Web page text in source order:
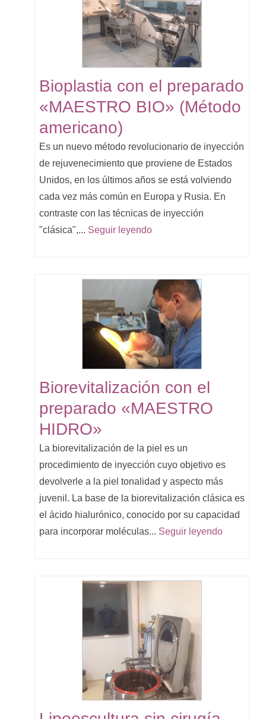
Bioplastia con el preparado
«MAESTRO BIO» (Método
americano)
Es un nuevo método revolucionario de inyección
de rejuvenecimiento que proviene de Estados
Unidos, en los últimos años se está volviendo
cada vez más común en Europa y Rusia. En
contraste con las técnicas de inyección
"clásica",... Seguir leyendo
Biorevitalización con el
preparado «MAESTRO
HIDRO»
La biorevitalización de la piel es un
procedimiento de inyección cuyo objetivo es
devolverle a la piel tonalidad y aspecto más
juvenil. La base de la biorevitalización clásica es
el ácido hialurónico, conocido por su capacidad
para incorporar moléculas... Seguir leyendo